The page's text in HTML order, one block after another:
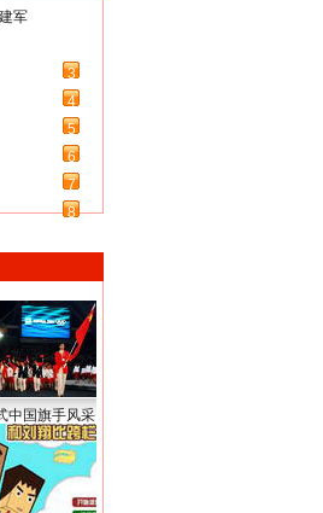
军
3
4
5
6
7
8
中国旗手风采